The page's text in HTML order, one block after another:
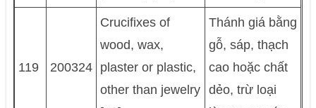
119 200324
Crucifixes of
wood, wax,
plaster or plastic,
other than jewelry
Thánh giá bằng
gỗ, sáp, thạch
cao hoặc chất
dẻo, trừ loại